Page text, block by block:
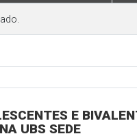
E
UBS SEDE